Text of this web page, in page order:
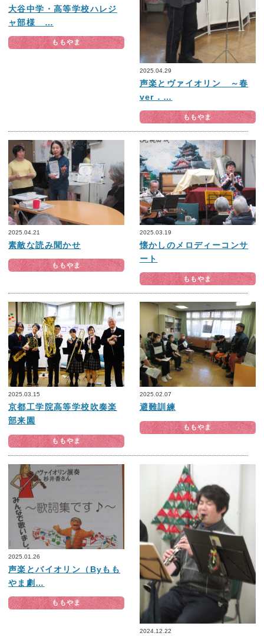
大谷中学・高等学校ハレジ
ャ部様 …
ももやま
2025.04.29
声楽とヴァイオリン ～春
ver．…
ももやま
2025.04.21
素敵な読み聞かせ
ももやま
2025.03.19
懐かしのメロディーコンサ
ート
ももやま
2025.03.15
京都工学院高等学校吹奏楽
部来園
ももやま
2025.02.07
避難訓練
ももやま
2025.01.26
声楽とバイオリン（Byもも
やま劇…
ももやま
2024.12.22